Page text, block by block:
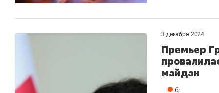
3 декабря 2024
Премьер
майдан
6